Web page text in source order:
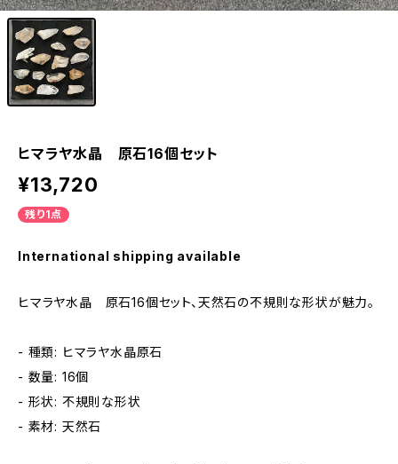
ヒマラヤ水晶 原石16個セット
¥13,720
残り1点
International shipping available
ヒマラヤ水晶 原石16個セット、天然石の不規則な形状が魅力。
- 種類: ヒマラヤ水晶原石
- 数量: 16個
- 形状: 不規則な形状
- 素材: 天然石